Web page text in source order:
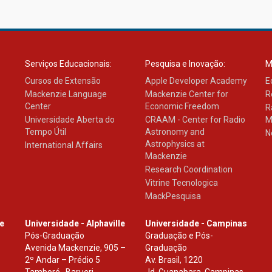
Serviços Educacionais:
Cursos de Extensão
Mackenzie Language
Center
Universidade Aberta do
Tempo Útil
International Affairs
Pesquisa e Inovação:
Apple Developer Academy
Mackenzie Center for
Economic Freedom
CRAAM - Center for Radio
Astronomy and
Astrophysics at
Mackenzie
Research Coordination
Vitrine Tecnologica
MackPesquisa
Universidade - Alphaville
Pós-Graduação
Avenida Mackenzie, 905 –
2º Andar – Prédio 5
Universidade - Campinas
Graduação e Pós-
Graduação
Av. Brasil, 1220